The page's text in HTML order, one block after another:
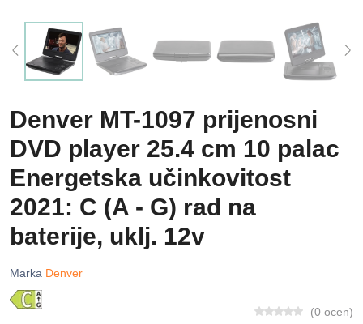
Denver MT-1097 prijenosni
DVD player 25.4 cm 10 palac
Energetska učinkovitost
2021: C (A - G) rad na
baterije, uklj. 12v
Marka Denver
(0 ocen)